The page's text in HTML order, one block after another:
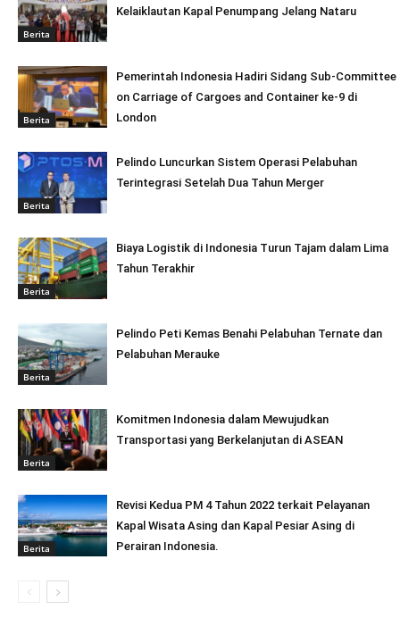
Berita
Kelaiklautan Kapal Penumpang Jelang Nataru
Berita
Pemerintah Indonesia Hadiri Sidang Sub-Committee
on Carriage of Cargoes and Container ke-9 di
London
Berita
Pelindo Luncurkan Sistem Operasi Pelabuhan
Terintegrasi Setelah Dua Tahun Merger
Berita
Biaya Logistik di Indonesia Turun Tajam dalam Lima
Tahun Terakhir
Berita
Pelindo Peti Kemas Benahi Pelabuhan Ternate dan
Pelabuhan Merauke
Berita
Komitmen Indonesia dalam Mewujudkan
Transportasi yang Berkelanjutan di ASEAN
Berita
Revisi Kedua PM 4 Tahun 2022 terkait Pelayanan
Kapal Wisata Asing dan Kapal Pesiar Asing di
Perairan Indonesia.